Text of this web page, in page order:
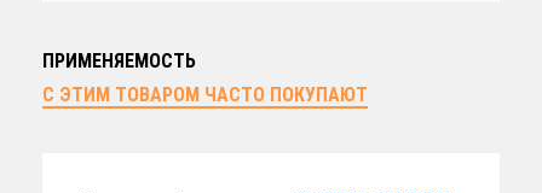
ПРИМЕНЯЕМОСТЬ
С ЭТИМ ТОВАРОМ ЧАСТО ПОКУПАЮТ